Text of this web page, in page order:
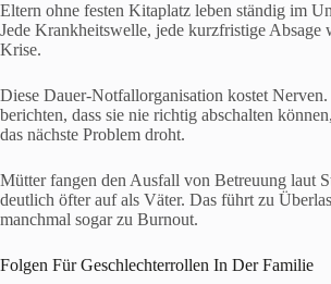
Eltern ohne festen Kitaplatz leben ständig im
Jede Krankheitswelle, jede kurzfristige Absage
Krise.
Diese Dauer-Notfallorganisation kostet
berichten, dass sie nie richtig abschalten
das nächste Problem droht.
Mütter fangen den Ausfall von Betreuung laut
deutlich öfter auf als Väter. Das führt zu
manchmal sogar zu Burnout.
Folgen Für Geschlechterrollen In Der Familie